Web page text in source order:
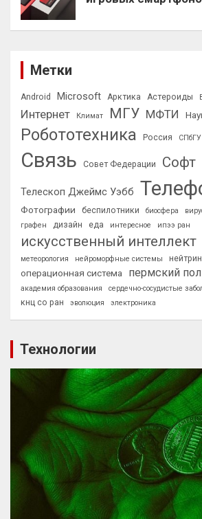
Метки
Android Microsoft Арктика Астероиды
Интернет Климат МГУ МФТИ
Робототехника Россия СПбГУ
Связь Совет Федерации Софт
Телескоп Джеймс Уэбб
Фотографии беспилотники биосфера
графен
дизайн еда интересное ипээ ран
искусственный интеллект
метеорология нейроморфные системы
операционная система пермский
академия образования
сердечно-сосудистые
кнц со ран
эволюция электроника
Технологии